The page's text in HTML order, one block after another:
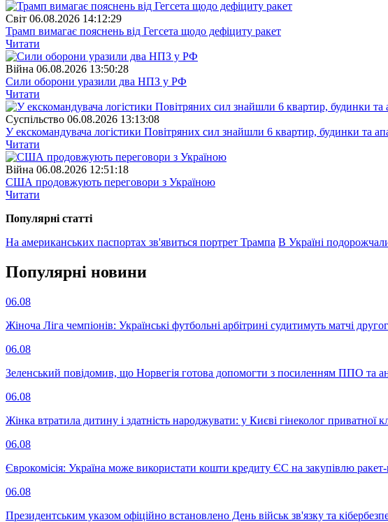
Свiт 06.08.2026 14:12:29
Трамп вимагає пояснень від Гегсета щодо дефіциту ракет
Читати
Війна 06.08.2026 13:50:28
Сили оборони уразили два НПЗ у РФ
Читати
Суспiльство 06.08.2026 13:13:08
У екскомандувача логістики Повітряних сил знайшли 6 квартир, будинки та
Читати
Війна 06.08.2026 12:51:18
США продовжують переговори з Україною
Читати
Популярнi статтi
На американських паспортах зв'явиться портрет Трампа В Україні
Популярнi новини
06.08
Жіноча Ліга чемпіонів: Українські футбольні арбітрині судитимуть матчі
06.08
Зеленський повідомив, що Норвегія готова допомогти з посиленням ППО та
06.08
Жінка втратила дитину і здатність народжувати: у Києві гінеколог приватної
06.08
Єврокомісія: Україна може використати кошти кредиту ЄС на закупівлю ракет-
06.08
Президентським указом офіційно встановлено День військ зв'язку та